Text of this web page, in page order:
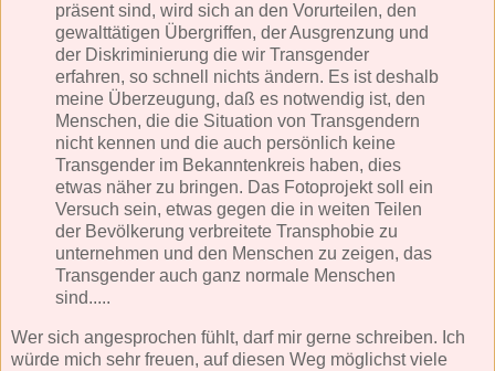
präsent sind, wird sich an den Vorurteilen, den
gewalttätigen Übergriffen, der Ausgrenzung und
der Diskriminierung die wir Transgender
erfahren, so schnell nichts ändern. Es ist deshalb
meine Überzeugung, daß es notwendig ist, den
Menschen, die die Situation von Transgendern
nicht kennen und die auch persönlich keine
Transgender im Bekanntenkreis haben, dies
etwas näher zu bringen. Das Fotoprojekt soll ein
Versuch sein, etwas gegen die in weiten Teilen
der Bevölkerung verbreitete Transphobie zu
unternehmen und den Menschen zu zeigen, das
Transgender auch ganz normale Menschen
sind.....
Wer sich angesprochen fühlt, darf mir gerne schreiben. Ich
würde mich sehr freuen, auf diesen Weg möglichst viele